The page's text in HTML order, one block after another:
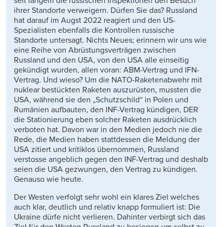
ihrer Standorte verweigern. Dürfen Sie das? Russland
hat darauf im Augst 2022 reagiert und den US-
Spezialisten ebenfalls die Kontrollen russische
Standorte untersagt. Nichts Neues; erinnern wir uns wie
eine Reihe von Abrüstungsverträgen zwischen
Russland und den USA, von den USA alle einseitig
gekündigt wurden, allen voran: ABM-Vertrag und IFN-
Vertrag. Und wieso? Um die NATO-Raketenabwehr mit
nuklear bestückten Raketen auszurüsten, mussten die
USA, während sie den „Schutzschild“ in Polen und
Rumänien aufbauten, den INF-Vertrag kündigen, DER
die Stationierung eben solcher Raketen ausdrücklich
verboten hat. Davon war in den Medien jedoch nie die
Rede, die Medien haben stattdessen die Meldung der
USA zitiert und kritiklos übernommen, Russland
verstosse angeblich gegen den INF-Vertrag und deshalb
seien die USA gezwungen, den Vertrag zu kündigen.
Genauso wie heute.
Der Westen verfolgt sehr wohl ein klares Ziel welches
auch klar, deutlich und relativ knapp formuliert ist: Die
Ukraine dürfe nicht verlieren. Dahinter verbirgt sich das